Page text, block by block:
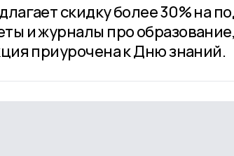
скидку более 30% на
и журналы про
приурочена к Дню знаний.